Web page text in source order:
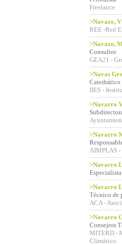
Freelance
>Navazo,
REE -Red
>Navazo,
Consultor
GEA21 -
>Navas
Catedrático
IIES -
>Navarro
>Navarro
AIMPLAS -
>Navarro
>Navarro
Técnico de
ACA -
>Navarro
Consejera
MITERD -
Climático